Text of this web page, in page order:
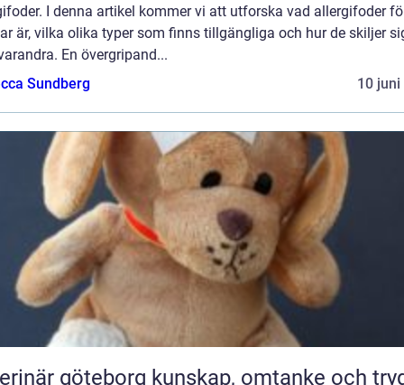
I denna artikel kommer vi att utforska vad allergifoder
är, vilka olika typer som finns tillgängliga och hur de skiljer
En övergripand...
Sundberg
10 juni
kunskap, omtanke och trygg